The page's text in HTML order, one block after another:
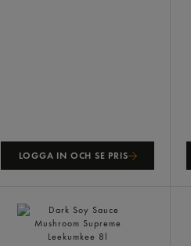
LOGGA IN OCH SE PRIS